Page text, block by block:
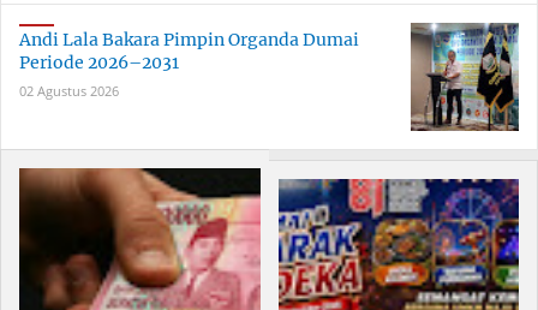
Andi Lala Bakara Pimpin Organda Dumai
Periode 2026–2031
02 Agustus 2026